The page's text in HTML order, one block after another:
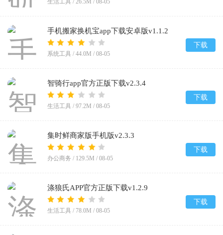
手机搬家换机宝app下载安卓版v1.1.2
系统工具 / 44.0M / 08-05
下载
智骑行app官方正版下载v2.3.4
生活工具 / 97.2M / 08-05
下载
集时鲜商家版手机版v2.3.3
办公商务 / 129.5M / 08-05
下载
涤狼氏APP官方正版下载v1.2.9
生活工具 / 78.0M / 08-05
下载